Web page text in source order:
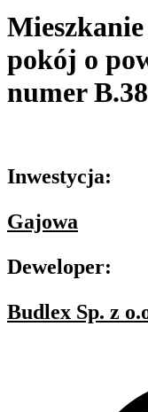
pokój o
numer B.38
Inwestycja:
Gajowa
Deweloper:
Budlex Sp. z